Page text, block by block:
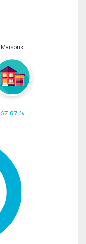
Maisons
67.87 %